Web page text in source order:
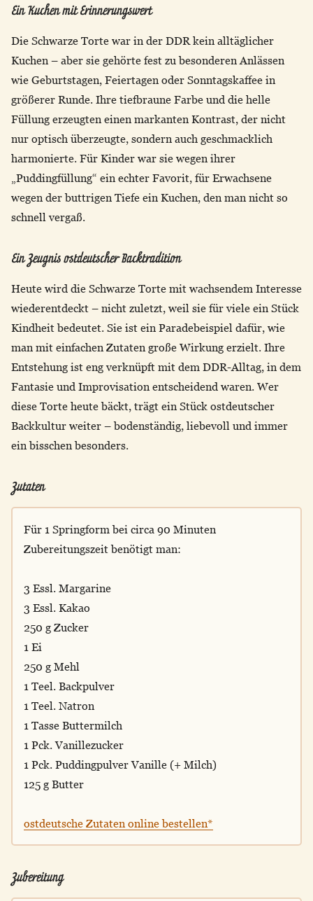
Ein Kuchen mit Erinnerungswert
Die Schwarze Torte war in der DDR kein alltäglicher
Kuchen – aber sie gehörte fest zu besonderen Anlässen
wie Geburtstagen, Feiertagen oder Sonntagskaffee in
größerer Runde. Ihre tiefbraune Farbe und die helle
Füllung erzeugten einen markanten Kontrast, der nicht
nur optisch überzeugte, sondern auch geschmacklich
harmonierte. Für Kinder war sie wegen ihrer
„Puddingfüllung“ ein echter Favorit, für Erwachsene
wegen der buttrigen Tiefe ein Kuchen, den man nicht so
schnell vergaß.
Ein Zeugnis ostdeutscher Backtradition
Heute wird die Schwarze Torte mit wachsendem Interesse
wiederentdeckt – nicht zuletzt, weil sie für viele ein Stück
Kindheit bedeutet. Sie ist ein Paradebeispiel dafür, wie
man mit einfachen Zutaten große Wirkung erzielt. Ihre
Entstehung ist eng verknüpft mit dem DDR-Alltag, in dem
Fantasie und Improvisation entscheidend waren. Wer
diese Torte heute bäckt, trägt ein Stück ostdeutscher
Backkultur weiter – bodenständig, liebevoll und immer
ein bisschen besonders.
Zutaten
Für 1 Springform bei circa 90 Minuten
Zubereitungszeit benötigt man:
3 Essl. Margarine
3 Essl. Kakao
250 g Zucker
1 Ei
250 g Mehl
1 Teel. Backpulver
1 Teel. Natron
1 Tasse Buttermilch
1 Pck. Vanillezucker
1 Pck. Puddingpulver Vanille (+ Milch)
125 g Butter
ostdeutsche Zutaten online bestellen*
Zubereitung